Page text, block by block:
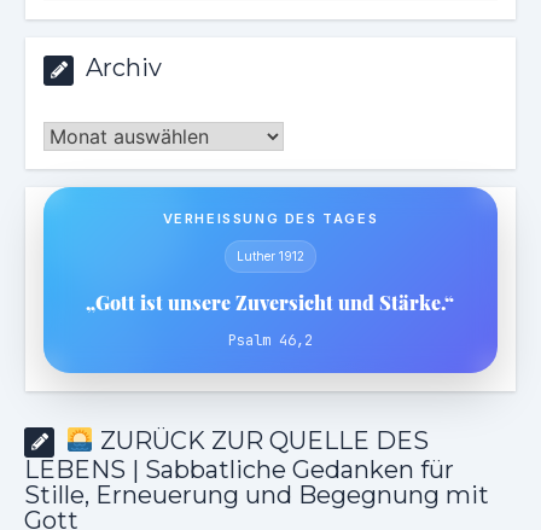
Archiv
Archiv
VERHEISSUNG DES TAGES
Luther 1912
„Gott ist unsere Zuversicht und Stärke.“
Psalm 46,2
ZURÜCK ZUR QUELLE DES
LEBENS | Sabbatliche Gedanken für
Stille, Erneuerung und Begegnung mit
Gott